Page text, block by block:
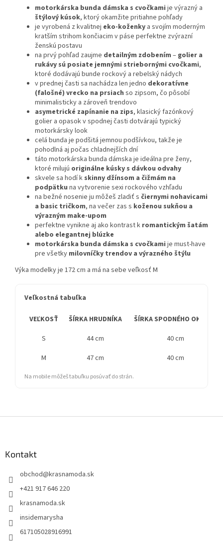
motorkárska bunda dámska s cvočkami je výrazný a
štýlový kúsok, ktorý okamžite pritiahne pohľady
je vyrobená z kvalitnej eko-koženky a svojím moderným
kratším strihom končiacim v páse perfektne zvýrazní
ženskú postavu
na prvý pohľad zaujme detailným zdobením – golier a
rukávy sú posiate jemnými striebornými cvočkami,
ktoré dodávajú bunde rockový a rebelský nádych
v prednej časti sa nachádza len jedno dekoratívne
(falošné) vrecko na prsiach so zipsom, čo pôsobí
minimalisticky a zároveň trendovo
asymetrické zapínanie na zips, klasický fazónkový
golier a opasok v spodnej časti dotvárajú typický
motorkársky look
celá bunda je podšitá jemnou podšívkou, takže je
pohodlná aj počas chladnejších dní
táto motorkárska bunda dámska je ideálna pre ženy,
ktoré milujú originálne kúsky s dávkou odvahy
skvele sa hodí k skinny džínsom a čižmám na
podpätku na vytvorenie sexi rockového vzhľadu
na bežné nosenie ju môžeš zladiť s čiernymi nohavicami
a basic tričkom, na večer zas s koženou sukňou a
výrazným make-upom
perfektne vynikne aj ako kontrast k romantickým šatám
alebo elegantnej blúzke
motorkárska bunda dámska s cvočkami je must-have
pre všetky milovníčky trendov a výrazného štýlu
Výka modelky je 172 cm a má na sebe veľkosť M
Veľkostná tabuľka
VEĽKOSŤ ŠÍRKA HRUDNÍKA
ŠÍRKA SPODNÉHO OKRAJA
S
44 cm
40 cm
M
47 cm 40 cm
Na mobile môžeš tabuľku posúvať do strán.
Kontakt
obchod@krasnamoda.sk
+421 917 646 220
krasnamoda.sk
insidemarysha
617105028916991